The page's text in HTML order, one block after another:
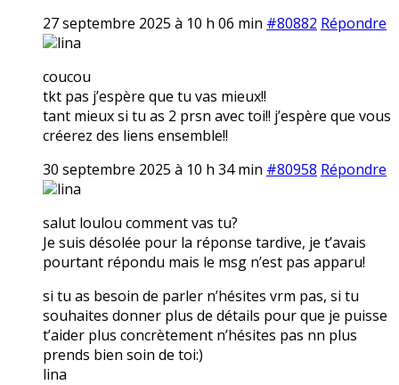
27 septembre 2025 à 10 h 06 min #80882 Répondre
lina
coucou
tkt pas j’espère que tu vas mieux!!
tant mieux si tu as 2 prsn avec toi!! j’espère que vous
créerez des liens ensemble!!
30 septembre 2025 à 10 h 34 min #80958 Répondre
lina
salut loulou comment vas tu?
Je suis désolée pour la réponse tardive, je t’avais
pourtant répondu mais le msg n’est pas apparu!
si tu as besoin de parler n’hésites vrm pas, si tu
souhaites donner plus de détails pour que je puisse
t’aider plus concrètement n’hésites pas nn plus
prends bien soin de toi:)
lina